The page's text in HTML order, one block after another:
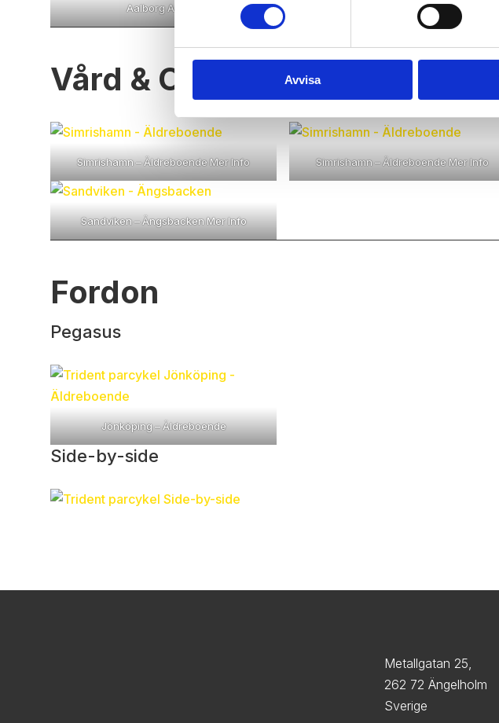
Avvisa
Aalborg Airport Aalborg Airport
Vård & Omsorg
Simrishamn – ÄldreboendeMer Info Simrishamn – ÄldreboendeMer Info
Sandviken – ÄngsbackenMer Info
Fordon
Pegasus
Jönköping – Äldreboende
Side-by-side
Metallgatan 25,
262 72 Ängelholm
Sverige